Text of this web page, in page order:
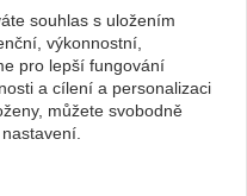
+420 123 456 789
souhlas s uložením
výkonnostní,
pro lepší fungování
a cílení a personalizaci
můžete svobodně